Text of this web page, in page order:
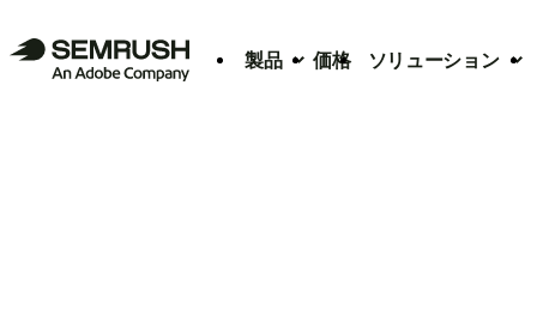
製品 価格 ソリューション